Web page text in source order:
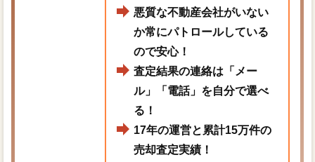
悪質な不動産会社がいない
か常にパトロールしている
ので安心！
査定結果の連絡は「メー
ル」「電話」を自分で選べ
る！
17年の運営と累計15万件の
売却査定実績！